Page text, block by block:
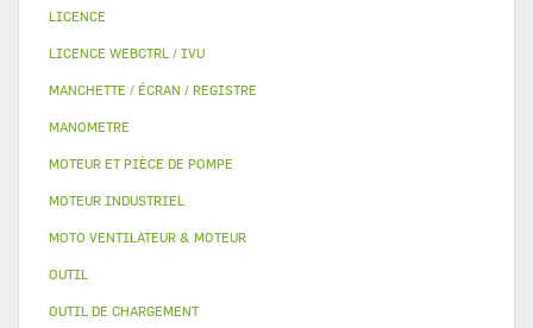
LICENCE
LICENCE WEBCTRL / IVU
MANCHETTE / ÉCRAN / REGISTRE
MANOMETRE
MOTEUR ET PIÈCE DE POMPE
MOTEUR INDUSTRIEL
MOTO VENTILATEUR & MOTEUR
OUTIL
OUTIL DE CHARGEMENT